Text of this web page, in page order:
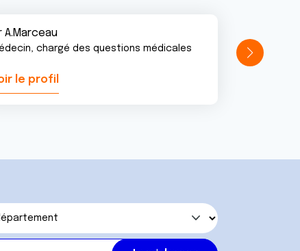
A.Marceau
chargé des questions médicales
le profil